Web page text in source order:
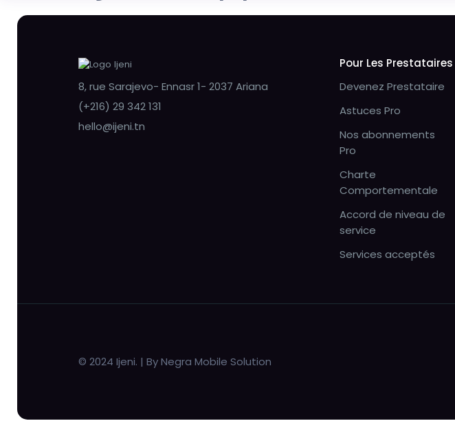
8, rue Sarajevo- Ennasr 1- 2037 Ariana
(+216) 29 342 131
hello@ijeni.tn
Pour Les Prestataires
Devenez Prestataire
Astuces Pro
Nos abonnements
Pro
Charte
Comportementale
Accord de niveau de
service
Services acceptés
© 2024 Ijeni. | By Negra Mobile Solution